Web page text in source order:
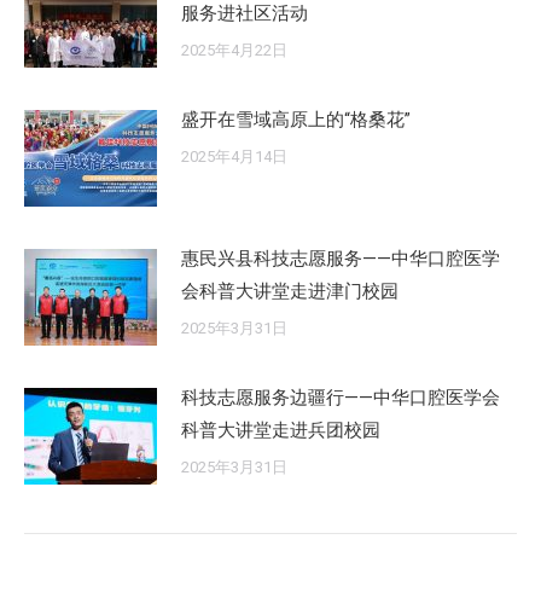
服务进社区活动
2025年4月22日
盛开在雪域高原上的“格桑花”
2025年4月14日
惠民兴县科技志愿服务——中华口腔医学
会科普大讲堂走进津门校园
2025年3月31日
科技志愿服务边疆行——中华口腔医学会
科普大讲堂走进兵团校园
2025年3月31日